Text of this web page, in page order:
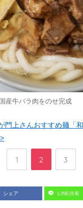
産牛バラ肉をのせ完成
門上さんおすすめ麺「
ペ
ジ
1
,
ペ
ジ
2
,
ペ
ジ
3
シェア LINE共有